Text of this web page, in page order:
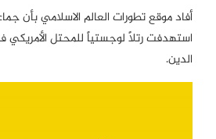
أفاد موقع تطورات العالم الاسلامي بأن
استهدفت رتلاً لوجستياً للمحتل
الدين.